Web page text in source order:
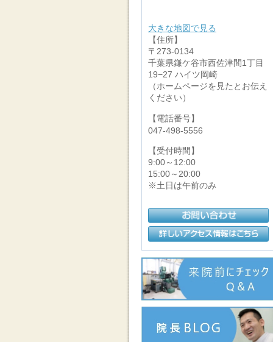
大きな地図で見る
【住所】
〒273-0134
千葉県鎌ケ谷市西佐津間1丁目
19−27 ハイツ岡崎
（ホームページを見たとお伝え
ください）
【電話番号】
047-498-5556
【受付時間】
9:00～12:00
15:00～20:00
※土日は午前のみ